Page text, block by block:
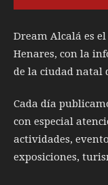
Dream Alcalá es
Henares, con la
de la ciudad natal
Cada día
con especial
actividades,
exposiciones,